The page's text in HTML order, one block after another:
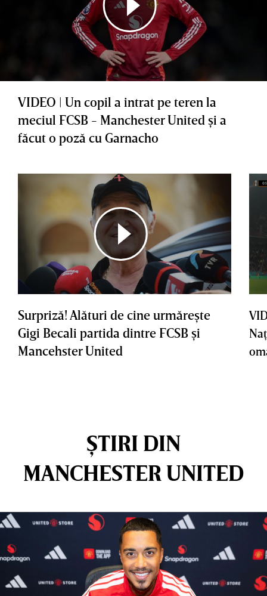
VIDEO | Un copil a intrat pe teren la
meciul FCSB - Manchester United şi a
făcut o poză cu Garnacho
Surpriză! Alături de cine urmăreşte
Gigi Becali partida dintre FCSB şi
Mancehster United
ȘTIRI DIN
MANCHESTER UNITED